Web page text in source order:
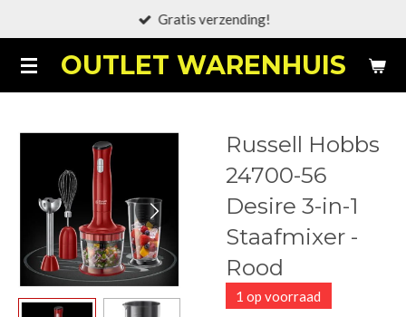
naar
de
OUTLET WARENHUIS
Gratis verzending!
Russell Hobbs
24700-56
Desire 3-in-1
Staafmixer -
Rood
1 op voorraad